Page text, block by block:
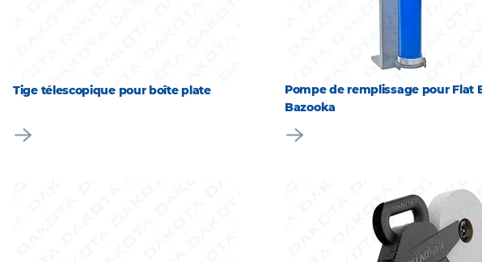
Tige télescopique pour boîte plate
Pompe de remplissage pour Flat
Bazooka